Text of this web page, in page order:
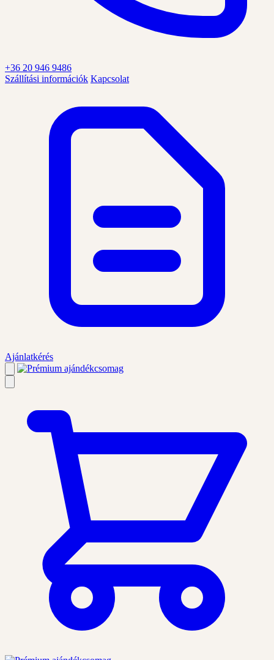
+36 20 946 9486
Szállítási információk Kapcsolat
Ajánlatkérés